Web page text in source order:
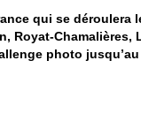
qui se
Royat-Chamalières,
photo